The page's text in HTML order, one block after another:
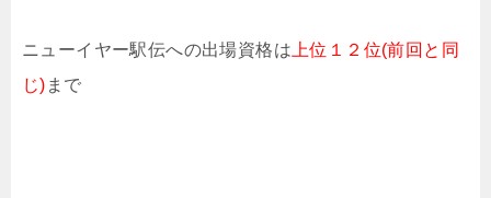
ニューイヤー駅伝への出場資格は 上位１２位(前回と同
じ) まで